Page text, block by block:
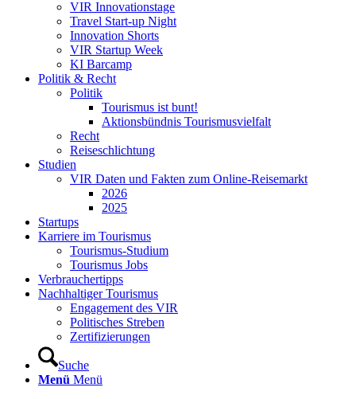
VIR Innovationstage
Travel Start-up Night
Innovation Shorts
VIR Startup Week
KI Barcamp
Politik & Recht
Politik
Tourismus ist bunt!
Aktionsbündnis Tourismusvielfalt
Recht
Reiseschlichtung
Studien
VIR Daten und Fakten zum Online-Reisemarkt
2026
2025
Startups
Karriere im Tourismus
Tourismus-Studium
Tourismus Jobs
Verbrauchertipps
Nachhaltiger Tourismus
Engagement des VIR
Politisches Streben
Zertifizierungen
Suche
Menü Menü